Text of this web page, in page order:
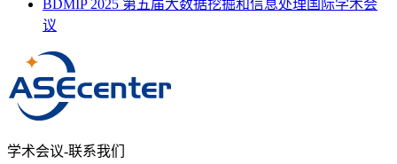
BDMIP 2025 第五届大数据挖掘和信息处理国际学术会
议
学术会议-联系我们